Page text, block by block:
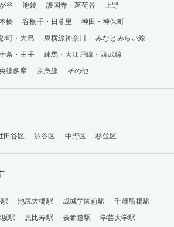
谷 池袋 護国寺・茗荷谷
上野
橋 谷根千・日暮里
神田・神保町
町・大島 東横線神奈川
みなとみらい線
条・王子
練馬・大江戸線・西武線
線多摩 京急線 その他
田谷区 渋谷区 中野区 杉並区
池尻大橋駅 成城学園前駅
千歳船橋駅
駅 恵比寿駅 表参道駅
学芸大学駅